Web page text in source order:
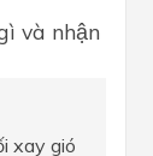
và nhận
xay gió